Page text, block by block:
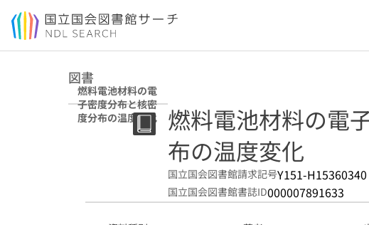
本文へ移動
図書
燃料電池材料の電
子密度分布と核密
度分布の温度変化
燃料電池材料の電
布の温度変化
国立国会図書館請求記号Y151-H15360340
国立国会図書館書誌ID000007891633